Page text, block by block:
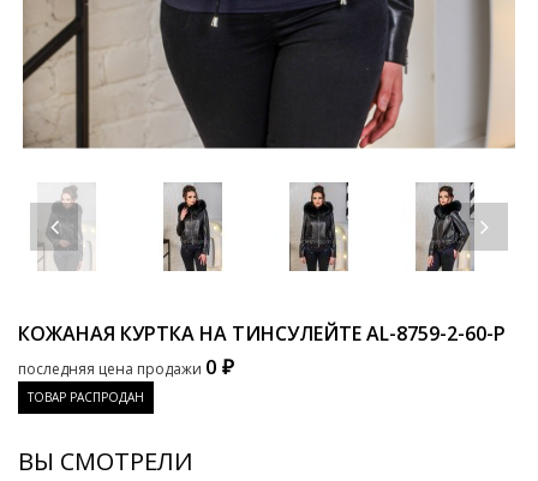
КОЖАНАЯ КУРТКА НА ТИНСУЛЕЙТЕAL-8759-2-60-P
последняя цена продажи 0 ₽
ТОВАР РАСПРОДАН
ВЫ СМОТРЕЛИ